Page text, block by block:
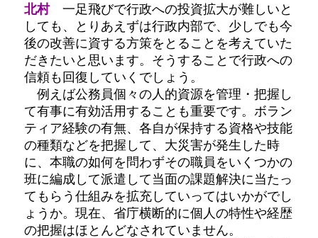
北村一足飛びで行政への投資拡大が難しいと
しても、とりあえずは行政内部で、少しでも今
後の改善に資する方策をとることを考えていた
だきたいと思います。そうすることで行政への
信頼も回復していくでしょう。
例えば公務員個々の人的資源を管理・把握し
て有事に有効活用することも重要です。ボラン
ティア経験の有無、各自が保持する資格や技能
の種類などを把握して、大災害が発生した時
に、本職の如何を問わずその職員をいくつかの
班に編成して派遣して当面の課題解決に当たっ
てもらう仕組みを拡充していってはいかがでし
ょうか。現在、省庁横断的に個人の特性や経歴
の把握はほとんどなされていません。